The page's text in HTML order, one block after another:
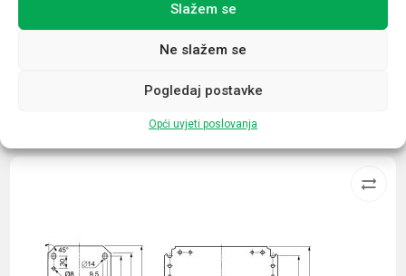
Slažem se
Ne slažem se
Pogledaj postavke
Opći uvjeti poslovanja
Povezani proizvodi